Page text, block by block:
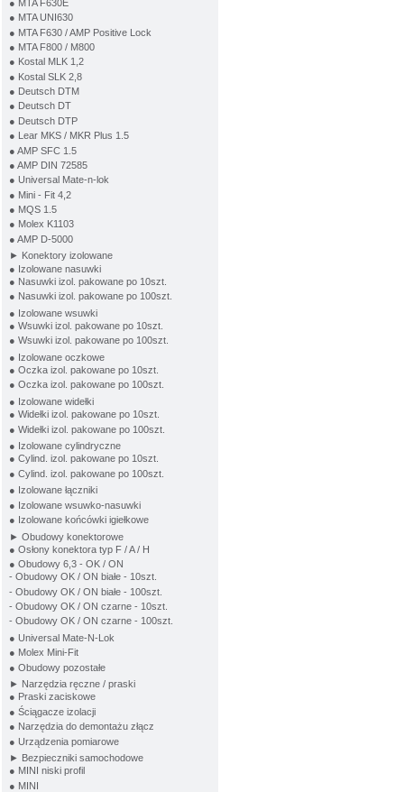
● MTA F630E
● MTA UNI630
● MTA F630 / AMP Positive Lock
● MTA F800 / M800
● Kostal MLK 1,2
● Kostal SLK 2,8
● Deutsch DTM
● Deutsch DT
● Deutsch DTP
● Lear MKS / MKR Plus 1.5
● AMP SFC 1.5
● AMP DIN 72585
● Universal Mate-n-lok
● Mini - Fit 4,2
● MQS 1.5
● Molex K1103
● AMP D-5000
► Konektory izolowane
● Izolowane nasuwki
● Nasuwki izol. pakowane po 10szt.
● Nasuwki izol. pakowane po 100szt.
● Izolowane wsuwki
● Wsuwki izol. pakowane po 10szt.
● Wsuwki izol. pakowane po 100szt.
● Izolowane oczkowe
● Oczka izol. pakowane po 10szt.
● Oczka izol. pakowane po 100szt.
● Izolowane widełki
● Widełki izol. pakowane po 10szt.
● Widełki izol. pakowane po 100szt.
● Izolowane cylindryczne
● Cylind. izol. pakowane po 10szt.
● Cylind. izol. pakowane po 100szt.
● Izolowane łączniki
● Izolowane wsuwko-nasuwki
● Izolowane końcówki igiełkowe
► Obudowy konektorowe
● Osłony konektora typ F / A / H
● Obudowy 6,3 - OK / ON
- Obudowy OK / ON białe - 10szt.
- Obudowy OK / ON białe - 100szt.
- Obudowy OK / ON czarne - 10szt.
- Obudowy OK / ON czarne - 100szt.
● Universal Mate-N-Lok
● Molex Mini-Fit
● Obudowy pozostałe
► Narzędzia ręczne / praski
● Praski zaciskowe
● Ściągacze izolacji
● Narzędzia do demontażu złącz
● Urządzenia pomiarowe
► Bezpieczniki samochodowe
● MINI niski profil
● MINI